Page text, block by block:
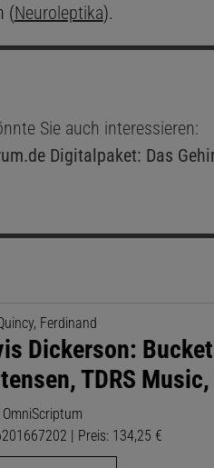
(Neuroleptika).
Sie auch interessieren:
Digitalpaket: Das
Ferdinand
Dickerson:
TDRS
| Preis: 134,25 €